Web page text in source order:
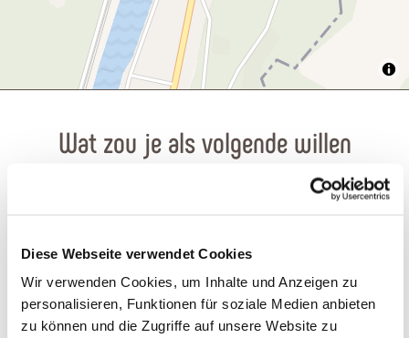
Diese Webseite verwendet Cookies
Wir verwenden Cookies, um Inhalte und Anzeigen zu
personalisieren, Funktionen für soziale Medien anbieten
zu können und die Zugriffe auf unsere Website zu
Wat zou je als volgende willen
Reis plannen PDF creëren